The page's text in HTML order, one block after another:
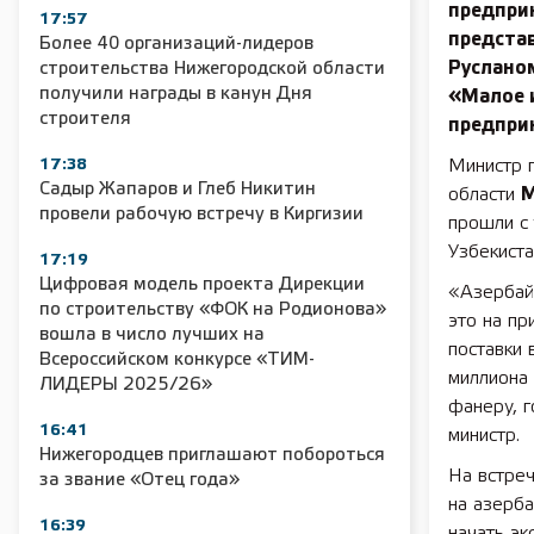
17:57
Более 40 организаций-лидеров
строительства Нижегородской области
получили награды в канун Дня
строителя
17:38
Садыр Жапаров и Глеб Никитин
провели рабочую встречу в Киргизии
17:19
Цифровая модель проекта Дирекции
по строительству «ФОК на Родионова»
вошла в число лучших на
Всероссийском конкурсе «ТИМ-
ЛИДЕРЫ 2025/26»
16:41
Нижегородцев приглашают побороться
за звание «Отец года»
16:39
«Малое
Министр
области
прошли с
это на
миллиона
фанеру,
министр.
На
на